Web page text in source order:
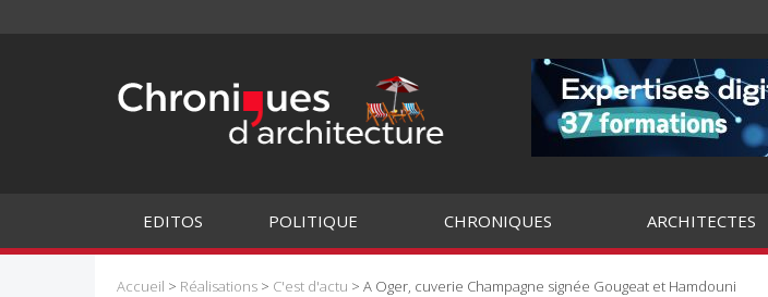
EDITOS POLITIQUE CHRONIQUES ARCHITECTES
Accueil > Réalisations > C'est d'actu > A Oger, cuverie Champagne signée Gougeat et Hamdouni